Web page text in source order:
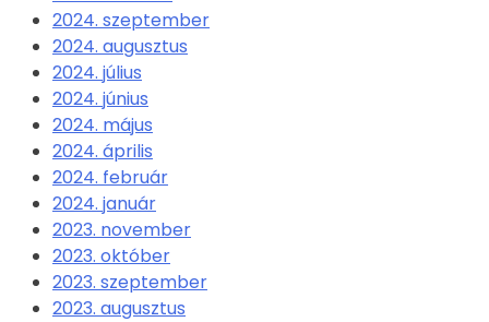
2024. szeptember
2024. augusztus
2024. július
2024. június
2024. május
2024. április
2024. február
2024. január
2023. november
2023. október
2023. szeptember
2023. augusztus